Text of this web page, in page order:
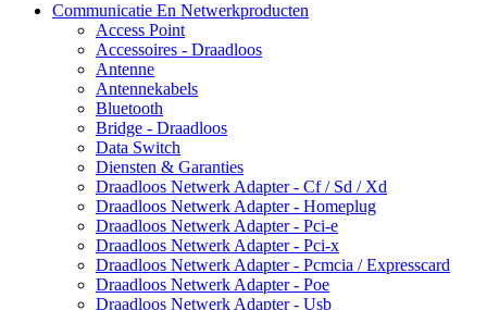
Communicatie En Netwerkproducten
Access Point
Accessoires - Draadloos
Antenne
Antennekabels
Bluetooth
Bridge - Draadloos
Data Switch
Diensten & Garanties
Draadloos Netwerk Adapter - Cf / Sd / Xd
Draadloos Netwerk Adapter - Homeplug
Draadloos Netwerk Adapter - Pci-e
Draadloos Netwerk Adapter - Pci-x
Draadloos Netwerk Adapter - Pcmcia / Expresscard
Draadloos Netwerk Adapter - Poe
Draadloos Netwerk Adapter - Usb